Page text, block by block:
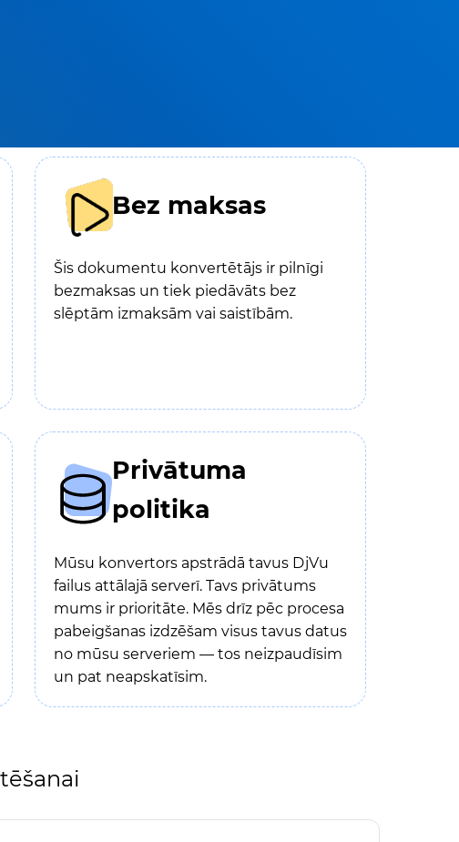
Bez maksas
Šis dokumentu konvertētājs ir pilnīgi
bezmaksas un tiek piedāvāts bez
slēptām izmaksām vai saistībām.
Privātuma
politika
Mūsu konvertors apstrādā tavus DjVu
failus attālajā serverī. Tavs privātums
mums ir prioritāte. Mēs drīz pēc procesa
pabeigšanas izdzēšam visus tavus datus
no mūsu serveriem — tos neizpaudīsim
un pat neapskatīsim.